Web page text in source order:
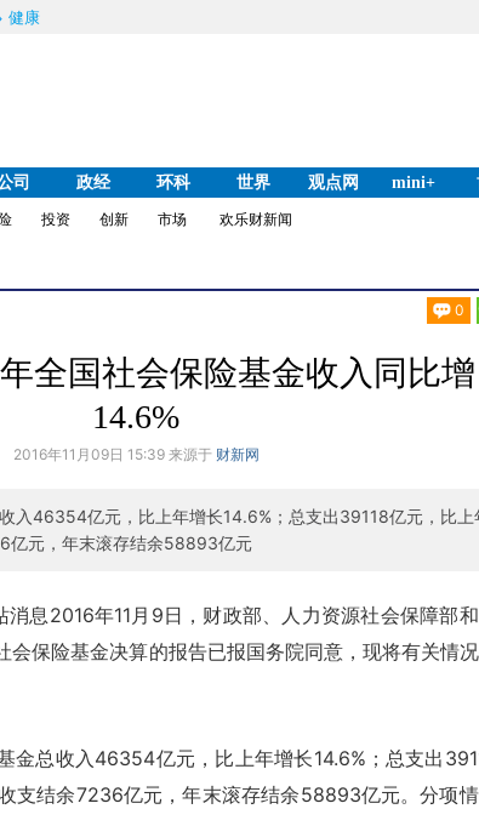
健康
司 政经 环科 世界 观点网 mini+
投资 创新 市场 欢乐财新闻
0
全国社会保险基金收入同比增
14.6%
2016年11月09日 15:39 来源于 财新网
入46354亿元，比上年增长14.6%；总支出39118亿元，比上
亿元，年末滚存结余58893亿元
消息2016年11月9日，财政部、人力资源社会保障部
会保险基金决算的报告已报国务院同意，现将有关情
总收入46354亿元，比上年增长14.6%；总支出
支结余7236亿元，年末滚存结余58893亿元。分项